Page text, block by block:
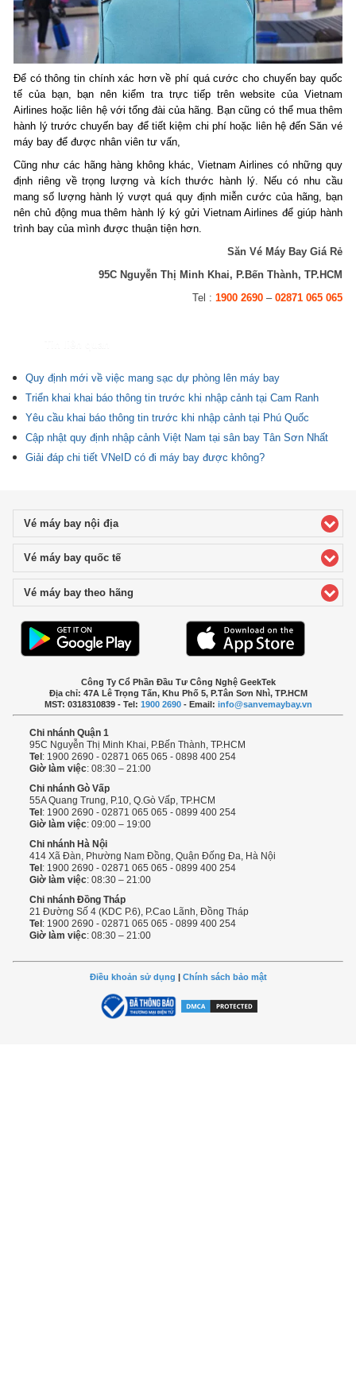
Để có thông tin chính xác hơn về phí quá cước cho chuyến bay quốc
tế của bạn, bạn nên kiểm tra trực tiếp trên website của Vietnam
Airlines hoặc liên hệ với tổng đài của hãng. Bạn cũng có thể mua thêm
hành lý trước chuyến bay để tiết kiệm chi phí hoặc liên hệ đến Săn vé
máy bay để được nhân viên tư vấn,
Cũng như các hãng hàng không khác, Vietnam Airlines có những quy
định riêng về trọng lượng và kích thước hành lý. Nếu có nhu cầu
mang số lượng hành lý vượt quá quy định miễn cước của hãng, bạn
nên chủ động mua thêm hành lý ký gửi Vietnam Airlines để giúp hành
trình bay của mình được thuận tiện hơn.
Săn Vé Máy Bay Giá Rẻ
95C Nguyễn Thị Minh Khai, P.Bến Thành, TP.HCM
Tel : 1900 2690– 02871 065 065
Quy định mới về việc mang sạc dự phòng lên máy bay
Triển khai khai báo thông tin trước khi nhập cảnh tại Cam Ranh
Yêu cầu khai báo thông tin trước khi nhập cảnh tại Phú Quốc
Cập nhật quy định nhập cảnh Việt Nam tại sân bay Tân Sơn Nhất
Giải đáp chi tiết VNeID có đi máy bay được không?
Vé máy bay nội địaclick to expand contents
Vé máy bay quốc tếclick to expand contents
Vé máy bay theo hãng
Công Ty Cổ Phần Đầu Tư Công Nghệ GeekTek
Địa chỉ: 47A Lê Trọng Tấn, Khu Phố 5, P.Tân Sơn Nhì, TP.HCM
MST: 0318310839 - Tel: 1900 2690- Email: info@sanvemaybay.vn
Chi nhánh Quận 1
95C Nguyễn Thị Minh Khai, P.Bến Thành, TP.HCM
Tel : 1900 2690 - 02871 065 065 - 0898 400 254
Giờ làm việc: 08:30 – 21:00
Chi nhánh Gò Vấp
55A Quang Trung, P.10, Q.Gò Vấp, TP.HCM
Tel : 1900 2690 - 02871 065 065 - 0899 400 254
Giờ làm việc: 09:00 – 19:00
Chi nhánh Hà Nội
414 Xã Đàn, Phường Nam Đồng, Quận Đống Đa, Hà Nội
Tel : 1900 2690 - 02871 065 065 - 0899 400 254
Giờ làm việc: 08:30 – 21:00
Chi nhánh Đồng Tháp
21 Đường Số 4 (KDC P.6), P.Cao Lãnh, Đồng Tháp
Tel : 1900 2690 - 02871 065 065 - 0899 400 254
Giờ làm việc: 08:30 – 21:00
Điều khoản sử dụng Chính sách bảo mật